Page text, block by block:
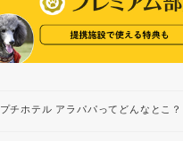
プチホテル アラパパってどんなとこ？